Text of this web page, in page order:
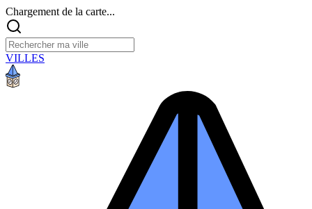
Chargement de la carte...
VILLES